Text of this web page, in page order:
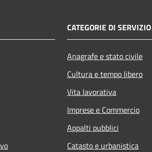
CATEGORIE DI SERVIZIO
Anagrafe e stato civile
Cultura e tempo libero
Vita lavorativa
Imprese e Commercio
Appalti pubblici
Catasto e urbanistica